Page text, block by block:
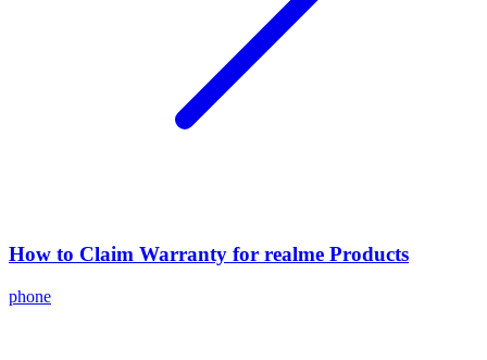
How to Claim Warranty for realme Products
phone